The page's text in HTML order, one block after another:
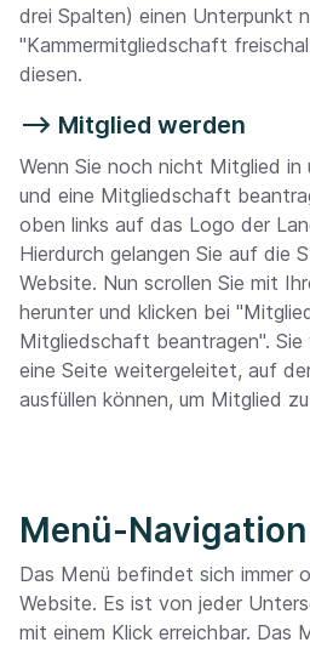
drei Spalten) einen Unterpunkt
"Kammermitgliedschaft
diesen.
--> Mitglied werden
Wenn Sie noch nicht Mitglied in
und eine Mitgliedschaft
oben links auf das Logo der
Hierdurch gelangen Sie auf die
Website. Nun scrollen Sie mit
herunter und klicken bei
Mitgliedschaft beantragen".
eine Seite weitergeleitet, auf
ausfüllen können, um Mitglied
Menü-Navigation
Das Menü befindet sich immer
Website. Es ist von jeder
mit einem Klick erreichbar. Das